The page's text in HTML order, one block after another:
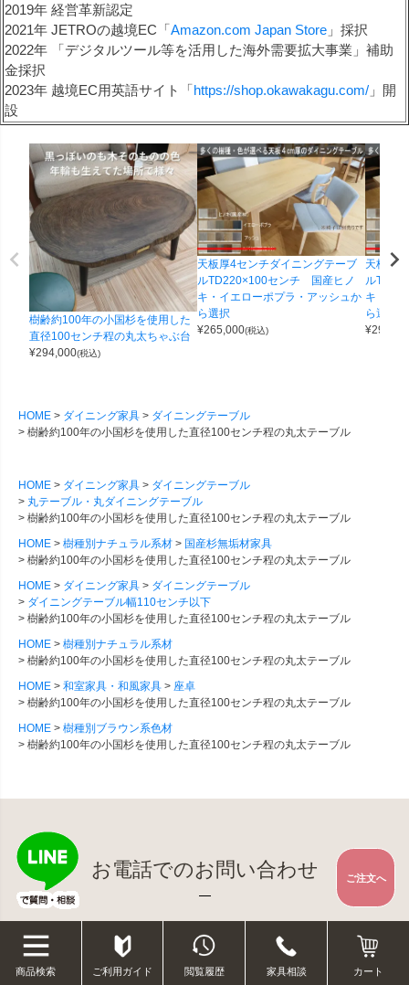
2019年 経営革新認定
2021年 JETROの越境EC「Amazon.com Japan Store 」採択
2022年 「デジタルツール等を活用した海外需要拡大事業」補助
金採択
2023年 越境EC用英語サイト「https://shop.okawakagu.com/ 」開
設
樹齢約100年の小国杉を使用した
直径100センチ程の丸太ちゃぶ台
¥294,000(税込)
天板厚4センチダイニングテーブ
ルTD220×100センチ 国産ヒノ
キ・イエローポプラ・アッシュか
ら選択
¥265,000(税込)
天板厚4
ル
キ・イ
ら選択
¥
HOME ダイニング家具
ダイニングテーブル
樹齢約100年の小国杉を使用した直径100センチ程の丸太テーブル
HOME ダイニング家具
ダイニングテーブル
丸テーブル・丸ダイニングテーブル
樹齢約100年の小国杉を使用した直径100センチ程の丸太テーブル
HOME
樹種別ナチュラル系材
国産杉無垢材家具
樹齢約100年の小国杉を使用した直径100センチ程の丸太テーブル
HOME
ダイニング家具
ダイニングテーブル
ダイニングテーブル幅110センチ以下
樹齢約100年の小国杉を使用した直径100センチ程の丸太テーブル
HOME
樹種別ナチュラル系材
樹齢約100年の小国杉を使用した直径100センチ程の丸太テーブル
HOME
和室家具・和風家具
座卓
樹齢約100年の小国杉を使用した直径100センチ程の丸太テーブル
HOME
樹種別ブラウン系色材
樹齢約100年の小国杉を使用した直径100センチ程の丸太テーブル
お電話でのお問い合わせ
商品検索 ご利用ガイド 閲覧履歴 家具相談 カート
ご注文へ